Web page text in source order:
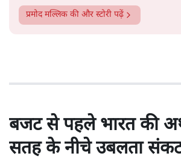
प्रमोद मल्लिक की और स्टोरी पढ़ें
बजट से पहले भारत की
सतह के नीचे उबलता